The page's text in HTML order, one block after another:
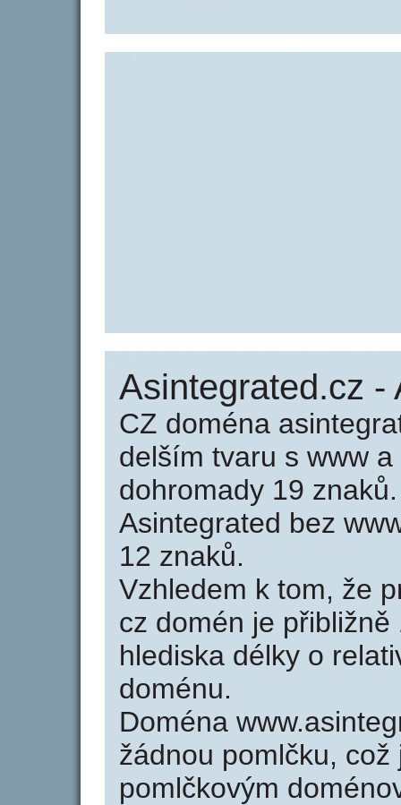
Asintegrated.cz -
CZ doména
delším tvaru s www
dohromady 19
Asintegrated bez
12 znaků.
Vzhledem k tom, že
cz domén je
hlediska délky o
doménu.
Doména
žádnou pomlčku,
pomlčkovým